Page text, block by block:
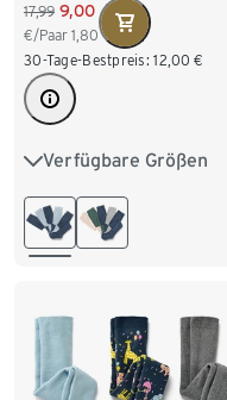
17,99 9,00
€/Paar 1,80
30-Tage-Bestpreis: 12,00 €
Verfügbare Größen
50/56 62/68 74/80
86/92 98/104